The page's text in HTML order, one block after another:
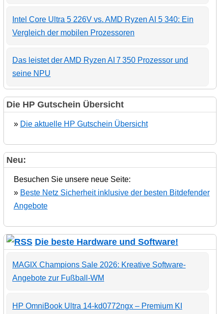
Intel Core Ultra 5 226V vs. AMD Ryzen AI 5 340: Ein
Vergleich der mobilen Prozessoren
Das leistet der AMD Ryzen AI 7 350 Prozessor und
seine NPU
Die HP Gutschein Übersicht
» Die aktuelle HP Gutschein Übersicht
Neu:
Besuchen Sie unsere neue Seite:
» Beste Netz Sicherheit inklusive der besten Bitdefender
Angebote
Die beste Hardware und Software!
MAGIX Champions Sale 2026: Kreative Software-
Angebote zur Fußball-WM
HP OmniBook Ultra 14-kd0772ngx – Premium KI